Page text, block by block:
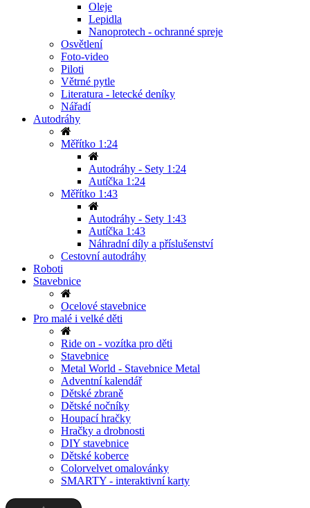
Oleje
Lepidla
Nanoprotech - ochranné spreje
Osvětlení
Foto-video
Piloti
Větrné pytle
Literatura - letecké deníky
Nářadí
Autodráhy
Měřítko 1:24
Autodráhy - Sety 1:24
Autíčka 1:24
Měřítko 1:43
Autodráhy - Sety 1:43
Autíčka 1:43
Náhradní díly a příslušenství
Cestovní autodráhy
Roboti
Stavebnice
Ocelové stavebnice
Pro malé i velké děti
Ride on - vozítka pro děti
Stavebnice
Metal World - Stavebnice Metal
Adventní kalendář
Dětské zbraně
Dětské nočníky
Houpací hračky
Hračky a drobnosti
DIY stavebnice
Dětské koberce
Colorvelvet omalovánky
SMARTY - interaktivní karty